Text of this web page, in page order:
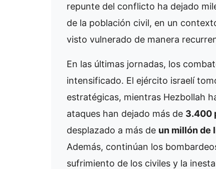
repunte del conflicto ha dejado
de la población civil, en un
visto vulnerado de manera
En las últimas jornadas, los
intensificado. El ejército israelí
estratégicas, mientras Hezbollah
ataques han dejado más de 3.400
desplazado a más de un millón de
Además, continúan los
sufrimiento de los civiles y la